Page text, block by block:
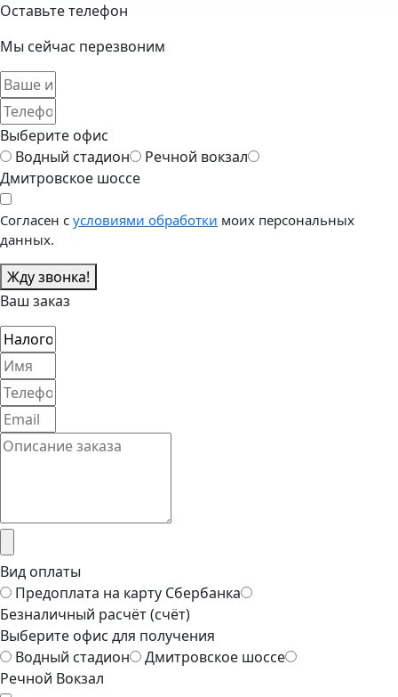
Оставьте телефон
Мы сейчас перезвоним
Выберите офис
Водный стадион
Речной вокзал
Дмитровское шоссе
Согласен с условиями обработки моих персональных
данных.
Жду звонка!
Ваш заказ
Вид оплаты
Предоплата на карту Сбербанка
Безналичный расчёт (счёт)
Выберите офис для получения
Водный стадион
Дмитровское шоссе
Речной Вокзал